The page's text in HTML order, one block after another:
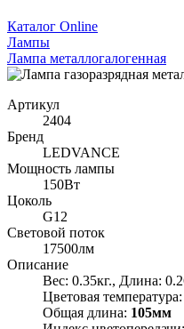
Каталог Online
Лампы
Лампа металлогалогенная
Артикул
2404
Бренд
LEDVANCE
Мощность лампы
150Вт
Цоколь
G12
Световой поток
17500лм
Описание
Вес: 0.35кг., Длина:
Цветовая температура:
Общая длина: 105мм